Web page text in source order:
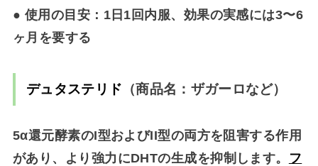
● 使用の目安：1日1回内服、効果の実感には3〜6
ヶ月を要する
デュタステリド （商品名：ザガーロなど）
5α還元酵素のI型およびII型の両方を阻害する作用
があり、より強力にDHTの生成を抑制します。
フ